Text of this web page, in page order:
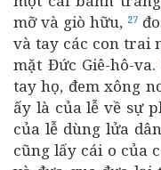
mỡ và giò hữu, 27
và tay các con trai
mặt Đức Giê-hô-va.
tay họ, đem xông
ấy là của lễ về sự
của lễ dùng lửa
cũng lấy cái o của